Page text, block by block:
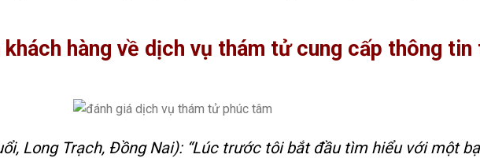
hàng về dịch vụ thám tử cung cấp thông tin
Long Trạch, Đồng Nai): “Lúc trước tôi bắt đầu tìm hiểu với một